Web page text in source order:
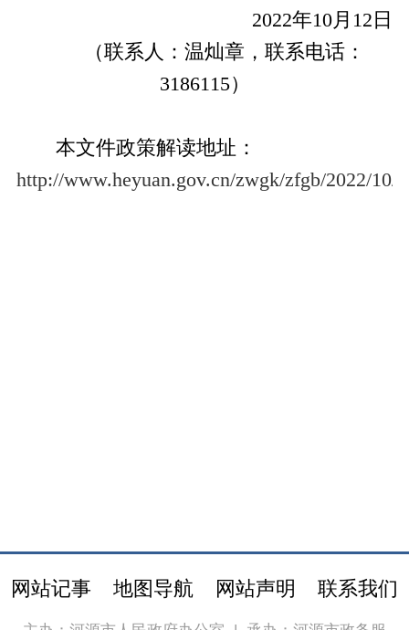
2022年10月12日
（联系人：温灿章，联系电话：
3186115）
本文件政策解读地址：
http://www.heyuan.gov.cn/zwgk/zfgb/2022/10/
网站记事 地图导航 网站声明 联系我们